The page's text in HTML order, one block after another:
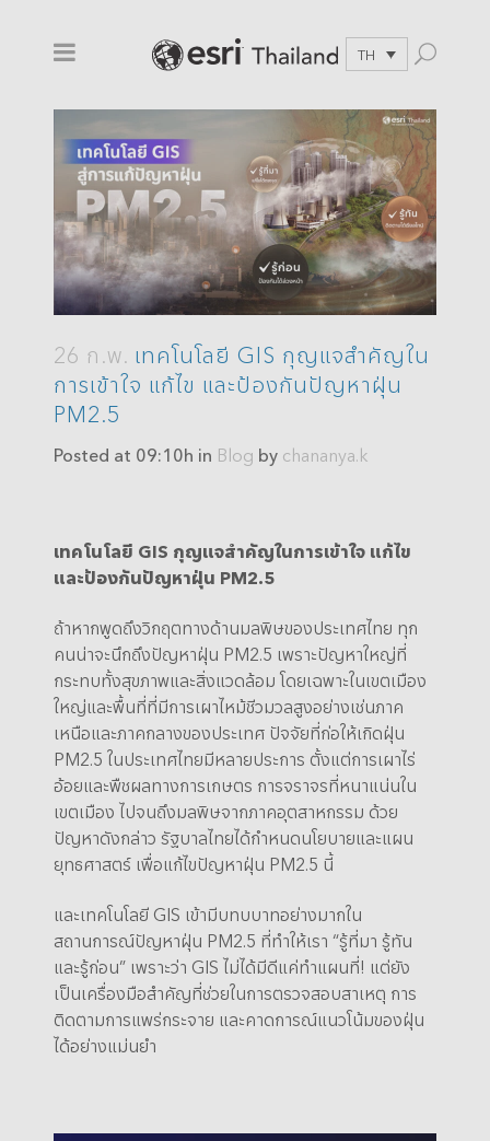
TH
26 ก.พ. เทคโนโลยี GIS กุญแจสำคัญใน
การเข้าใจ แก้ไข และป้องกันปัญหาฝุ่น
PM2.5
Posted at 09:10h in Blog by chananya.k
เทคโนโลยี GIS กุญแจสำคัญในการเข้าใจ แก้ไข
และป้องกันปัญหาฝุ่น PM2.5
ถ้าหากพูดถึงวิกฤตทางด้านมลพิษของประเทศไทย ทุก
คนน่าจะนึกถึงปัญหาฝุ่น PM2.5 เพราะปัญหาใหญ่ที่
กระทบทั้งสุขภาพและสิ่งแวดล้อม โดยเฉพาะในเขตเมือง
ใหญ่และพื้นที่ที่มีการเผาไหม้ชีวมวลสูงอย่างเช่นภาค
เหนือและภาคกลางของประเทศ ปัจจัยที่ก่อให้เกิดฝุ่น
PM2.5 ในประเทศไทยมีหลายประการ ตั้งแต่การเผาไร่
อ้อยและพืชผลทางการเกษตร การจราจรที่หนาแน่นใน
เขตเมือง ไปจนถึงมลพิษจากภาคอุตสาหกรรม ด้วย
ปัญหาดังกล่าว รัฐบาลไทยได้กำหนดนโยบายและแผน
ยุทธศาสตร์ เพื่อแก้ไขปัญหาฝุ่น PM2.5 นี้
และเทคโนโลยี GIS เข้ามีบทบบาทอย่างมากใน
สถานการณ์ปัญหาฝุ่น PM2.5 ที่ทำให้เรา “รู้ที่มา รู้ทัน
และรู้ก่อน” เพราะว่า GIS ไม่ได้มีดีแค่ทำแผนที่! แต่ยัง
เป็นเครื่องมือสำคัญที่ช่วยในการตรวจสอบสาเหตุ การ
ติดตามการแพร่กระจาย และคาดการณ์แนวโน้มของฝุ่น
ได้อย่างแม่นยำ